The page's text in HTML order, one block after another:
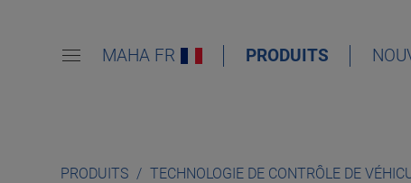
MAHA FR PRODUITS
PRODUITS TECHNOLOGIE DE CONTRÔLE DE